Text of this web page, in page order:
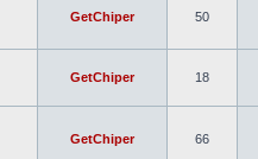
GetChiper 50
GetChiper 18
GetChiper 66